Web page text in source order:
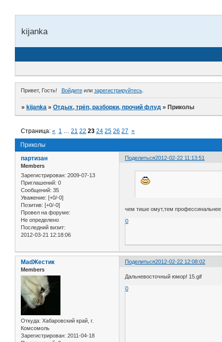
kijanka
Привет, Гость! Войдитеили зарегистрируйтесь.
»kijanka »Отдых, трёп, разборки, прочий флуд »Приколы
Приколы
Страница:« 1 … 21 22 23 24 25 26 27 »
Поделиться2012-02-22 11:13:51
партизан
Members
Зарегистрирован: 2009-07-13
Приглашений: 0
Сообщений: 35
Уважение: [+0/-0]
Позитив: [+0/-0]
Провел на форуме:
Не определено
Последний визит:
2012-03-21 12:18:06
чем тише омут,тем
0
Поделиться2012-02-22 12:08:02
MadЖестик
Members
Откуда: Хабаровский край, г.
Комсомоль
Зарегистрирован: 2011-04-18
Дальневосточный юмор! 15.gif
0